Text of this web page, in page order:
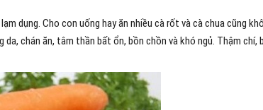
dụng. Cho con uống hay ăn nhiều cà rốt và cà chua cũng
chán ăn, tâm thần bất ổn, bồn chồn và khó ngủ. Thậm chí,